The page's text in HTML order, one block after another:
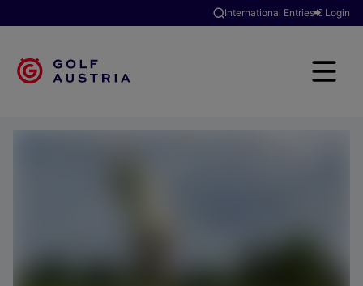
International Entries Login